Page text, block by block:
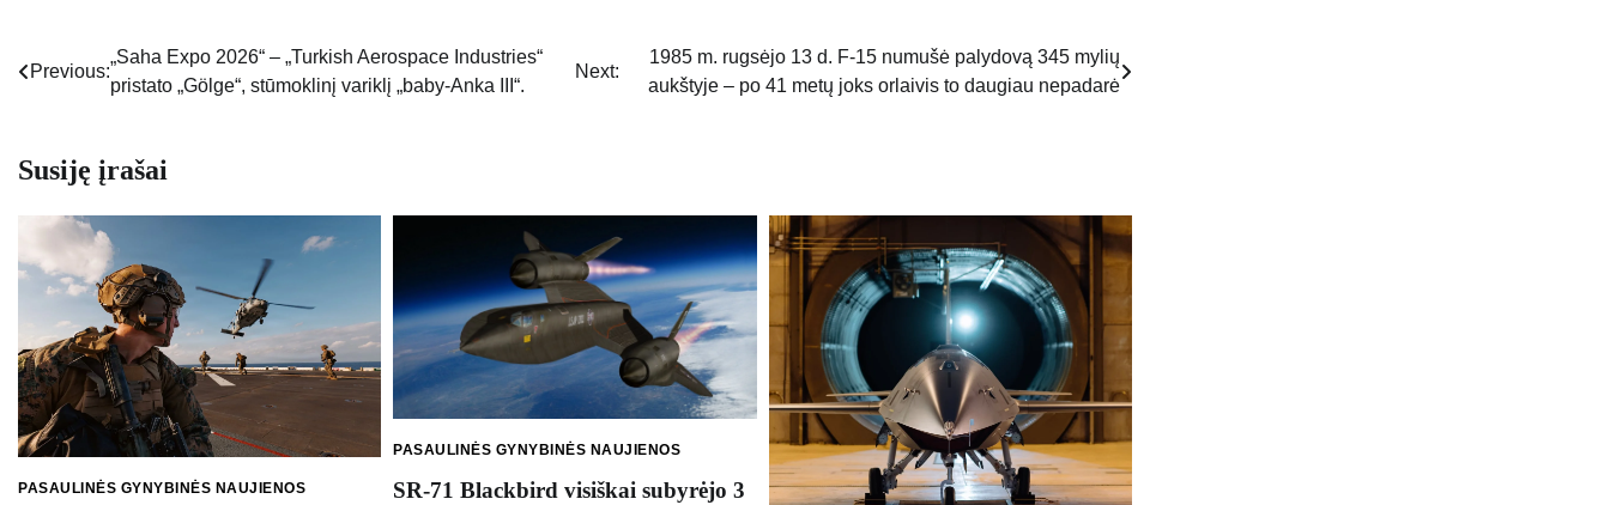
Navigacija
Previous:
„Saha Expo 2026“ – „Turkish Aerospace Industries“
pristato „Gölge“, stūmoklinį variklį „baby-Anka III“.
Next:
1985 m. rugsėjo 13 d. F-15 numušė palydovą 345 mylių
aukštyje – po 41 metų joks orlaivis to daugiau nepadarė
Susiję įrašai
PASAULINĖS GYNYBINĖS NAUJIENOS
PASAULINĖS GYNYBINĖS NAUJIENOS
SR-71 Blackbird visiškai subyrėjo 3